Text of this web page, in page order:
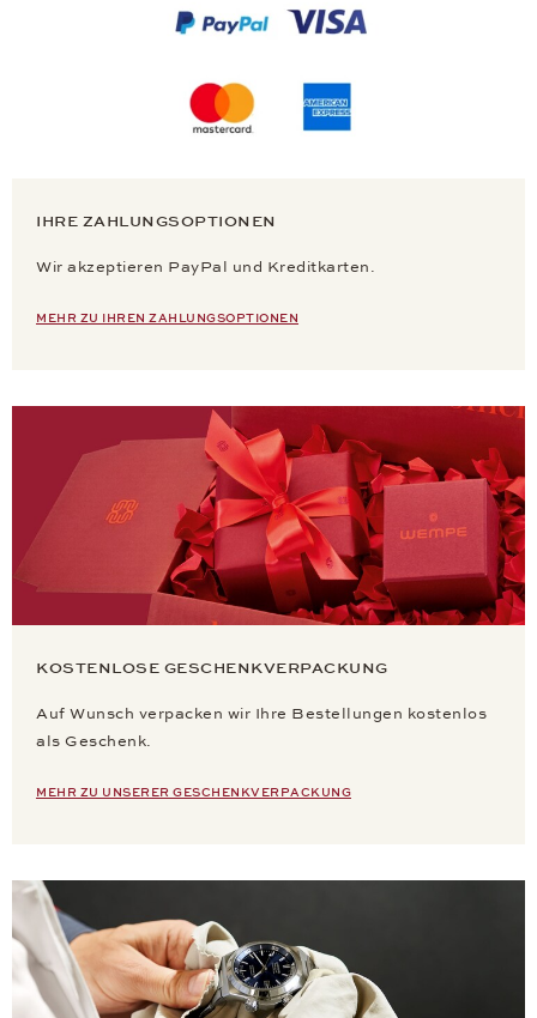
IHRE ZAHLUNGSOPTIONEN
Wir akzeptieren PayPal und Kreditkarten.
MEHR ZU IHREN ZAHLUNGSOPTIONEN
KOSTENLOSE GESCHENKVERPACKUNG
Auf Wunsch verpacken wir Ihre Bestellungen kostenlos
als Geschenk.
MEHR ZU UNSERER GESCHENKVERPACKUNG